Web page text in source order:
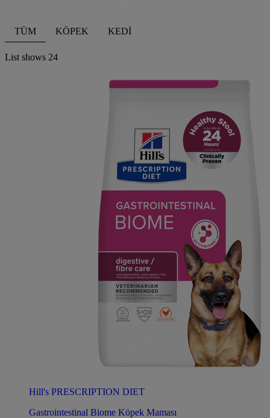
TÜM KÖPEK KEDİ
List shows 24
Hill's PRESCRIPTION DIET
Gastrointestinal Biome Köpek Maması